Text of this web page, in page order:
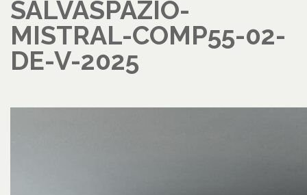
SALVASPAZIO-
MISTRAL-COMP55-02-
DE-V-2025